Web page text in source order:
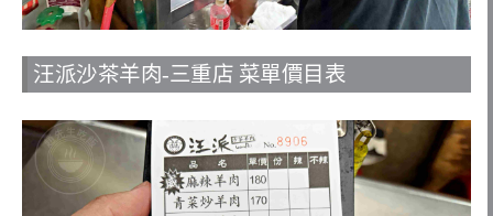
汪派沙茶羊肉-三重店 菜單價目表